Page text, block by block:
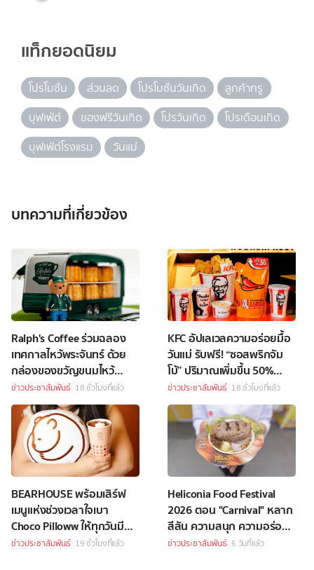
แท็กยอดนิยม
โปรโมชั่น ส่วนลด โปรโมชั่นวันเกิด
ลูกค้าทรู
บุฟเฟ่ต์
ของฟรีวันเกิด โปรวันเกิด
โปรเดือนเกิด
บุฟเฟ่ต์โรงแรม
วันแม่
บทความที่เกี่ยวข้อง
Ralph's Coffee ร่วมฉลอง
เทศกาลไหว้พระจันทร์ ด้วย
กล่องของขวัญขนมไหว้
พระจันทร์สุดพิเศษ
ข่าวประชาสัมพันธ์ 18 ชั่วโมงที่แล้ว
KFC อัปเลเวลความอร่อยมื้อ
วันแม่ รับฟรี! “ซอสพริกจัม
โบ้” ปริมาณเพิ่มขึ้น 50%
เพียงซื้อชุดบักเก็ตที่ร่วม
รายการราคา 349 บาทขึ้นไป
ข่าวประชาสัมพันธ์ 18 ชั่วโมงที่แล้ว
BEARHOUSE พร้อมเสิร์ฟ
เมนูแห่งช่วงเวลาใจเบา
Choco Pilloww ให้ทุกวันมี
“Soft Moment”
ข่าวประชาสัมพันธ์ 19 ชั่วโมงที่แล้ว
Heliconia Food Festival
2026 ตอน "Carnival" หลาก
สีสัน ความสนุก ความอร่อย
Celebrity Chef กว่า 70 ชีวิต
ข่าวประชาสัมพันธ์ 6 วันที่แล้ว